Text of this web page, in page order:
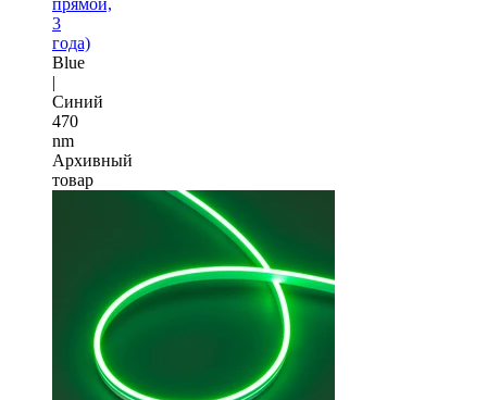
3
года)
Blue
|
Синий
470
nm
Архивный
товар